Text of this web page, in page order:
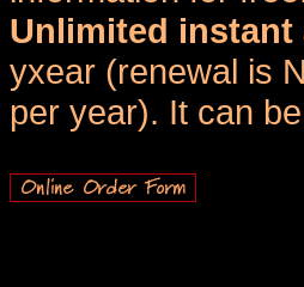
Unlimited instant
yxear (renewal is
per year). It can